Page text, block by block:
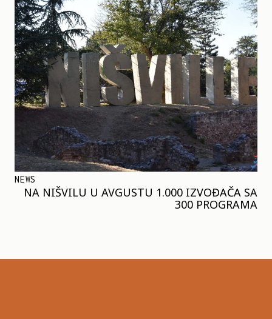
NEWS
NA NIŠVILU U AVGUSTU 1.000 IZVOĐAČA SA
300 PROGRAMA